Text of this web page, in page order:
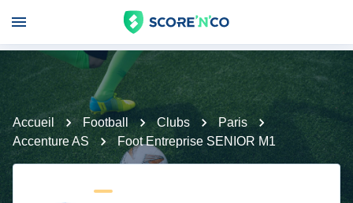
Accueil Football Clubs
Paris
Accenture AS
Foot Entreprise SENIOR M1